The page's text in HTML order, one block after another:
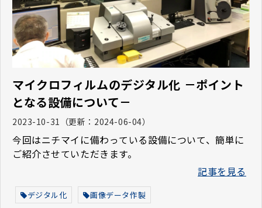
マイクロフィルムのデジタル化 －ポイント
となる設備について－
2023-10-31 （更新： 2024-06-04）
今回はニチマイに備わっている設備について、簡単に
ご紹介させていただきます。
記事を見る
デジタル化 画像データ作製